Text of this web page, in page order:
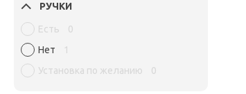
РУЧКИ
Есть
0
Нет
1
Установка по желанию
0